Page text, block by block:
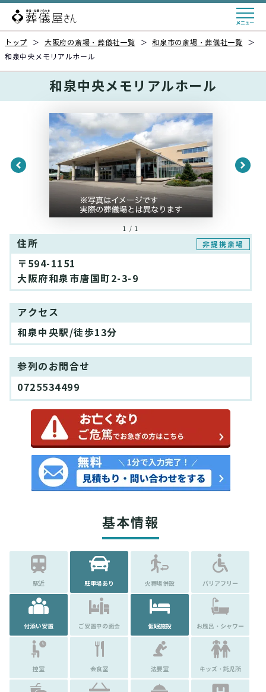
トップ ＞ 大阪府の斎場・葬儀社一覧 ＞ 和泉市の斎場・葬儀社一覧
＞
和泉中央メモリアルホール
和泉中央メモリアルホール
1 / 1
住所 非提携斎場
〒594-1151
大阪府和泉市唐国町2-3-9
アクセス
和泉中央駅/徒歩13分
参列のお問合せ
0725534499
基本情報
駅近 駐車場あり 火葬場併設 バリアフリー
付添い安置 ご安置中の面会 仮眠施設 お風呂・シャワー
控室 会食室 法要室 キッズ・託児所